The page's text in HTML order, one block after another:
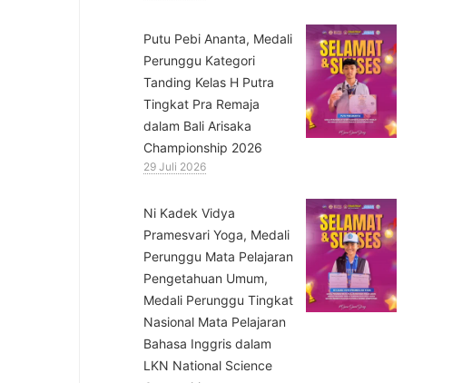
Putu Pebi Ananta, Medali
Perunggu Kategori
Tanding Kelas H Putra
Tingkat Pra Remaja
dalam Bali Arisaka
Championship 2026
29 Juli 2026
⁠Ni Kadek Vidya
Pramesvari Yoga, Medali
Perunggu Mata Pelajaran
Pengetahuan Umum,
Medali Perunggu Tingkat
Nasional Mata Pelajaran
Bahasa Inggris dalam
LKN National Science